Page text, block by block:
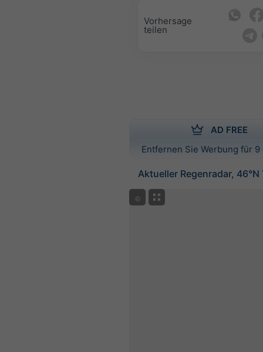
Vorhersage
teilen
AD FREE
Entfernen Sie Werbung für
Aktueller Regenradar, 46°N
©